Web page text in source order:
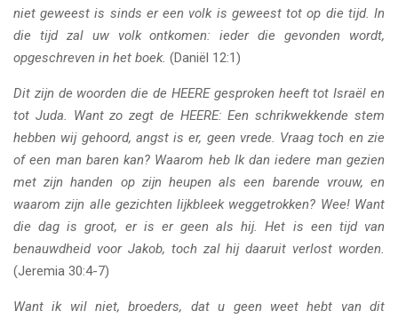
niet geweest is sinds er een volk is geweest tot op die tijd. In
die tijd zal uw volk ontkomen: ieder die gevonden wordt,
opgeschreven in het boek. (Daniël 12:1)
Dit zijn de woorden die de HEERE gesproken heeft tot Israël en
tot Juda. Want zo zegt de HEERE: Een schrikwekkende stem
hebben wij gehoord, angst is er, geen vrede. Vraag toch en zie
of een man baren kan? Waarom heb Ik dan iedere man gezien
met zijn handen op zijn heupen als een barende vrouw, en
waarom zijn alle gezichten lijkbleek weggetrokken? Wee! Want
die dag is groot, er is er geen als hij. Het is een tijd van
benauwdheid voor Jakob, toch zal hij daaruit verlost worden.
(Jeremia 30:4-7)
Want ik wil niet, broeders, dat u geen weet hebt van dit